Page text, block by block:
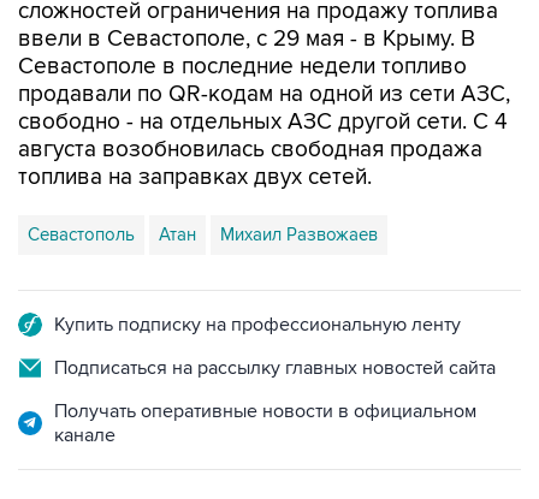
Севастополе в последние недели топливо
продавали по QR-кодам на одной из сети АЗС,
свободно - на отдельных АЗС другой сети. С 4
августа возобновилась свободная продажа
топлива на заправках двух сетей.
Севастополь Атан Михаил Развожаев
Подписаться на рассылку главных новостей сайта
Получать оперативные новости в официальном
канале
НОВОСТИ ПО ТЕМЕ